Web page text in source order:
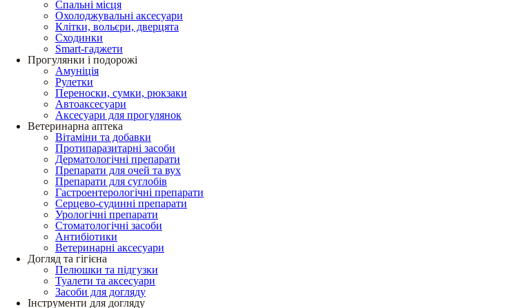
Спальні місця
Охолоджувальні аксесуари
Клітки, вольєри, дверцята
Сходинки
Smart-гаджети
Прогулянки і подорожі
Амуніція
Рулетки
Переноски, сумки, рюкзаки
Автоаксесуари
Аксесуари для прогулянок
Ветеринарна аптека
Вітаміни та добавки
Протипаразитарні засоби
Дерматологічні препарати
Препарати для очей та вух
Препарати для суглобів
Гастроентерологічні препарати
Серцево-судинні препарати
Урологічні препарати
Стоматологічні засоби
Антибіотики
Ветеринарні аксесуари
Догляд та гігієна
Пелюшки та підгузки
Туалети та аксесуари
Засоби для догляду
Інструменти для догляду